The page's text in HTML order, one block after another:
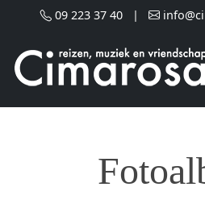
Skip to main content
09 223 37 40 |